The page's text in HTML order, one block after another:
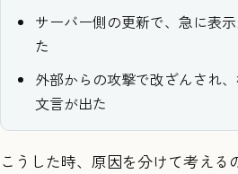
サーバー側の更新で、急に表
た
外部からの攻撃で改ざんされ
文言が出た
こうした時、原因を分けて考える